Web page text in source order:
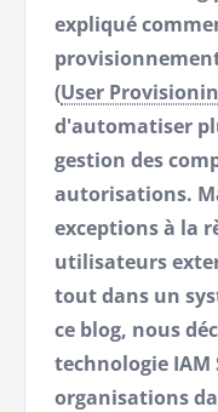
expliqué
(User
d'automatiser
gestion des
autorisations.
exceptions à la
utilisateurs
tout dans un
ce blog, nous
technologie IAM
organisations